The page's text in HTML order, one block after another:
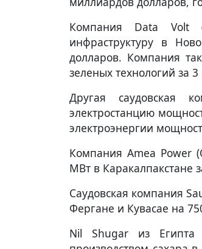
Компания Data Volt
инфраструктуру в
долларов. Компания
зеленых технологий за
Другая саудовская
электростанцию
электроэнергии
Компания Amea Power
МВт в Каракалпакстане
Саудовская компания
Фергане и Кувасае на
Nil Shugar из Египта